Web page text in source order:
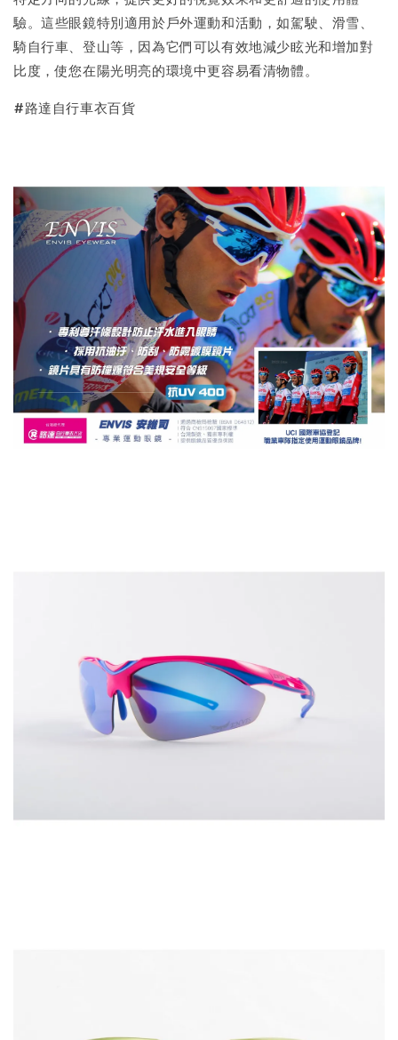
驗。這些眼鏡特別適用於戶外運動和活動，如駕駛、滑雪、
騎自行車、登山等，因為它們可以有效地減少眩光和增加對
比度，使您在陽光明亮的環境中更容易看清物體。
#路達自行車衣百貨